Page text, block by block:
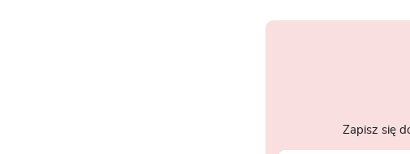
Zapisz się